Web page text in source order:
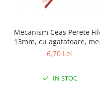
Clesti Miniatura
Curatare si Intretinere
Dispozitive Bratari si Curele
Mecanism Ceas Perete
13mm, cu agatatoare,
continuu, repere incluse
6,70 Lei
IN STOC